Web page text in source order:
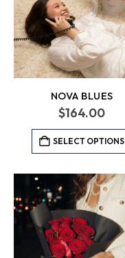
NOVA BLUES
$164.00
SELECT OPTIONS